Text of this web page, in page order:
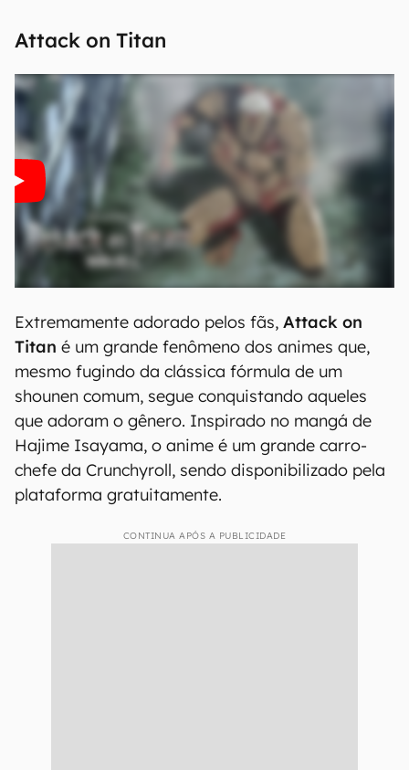
Attack on Titan
Extremamente adorado pelos fãs, Attack on
Titan é um grande fenômeno dos animes que,
mesmo fugindo da clássica fórmula de um
shounen comum, segue conquistando aqueles
que adoram o gênero. Inspirado no mangá de
Hajime Isayama, o anime é um grande carro-
chefe da Crunchyroll, sendo disponibilizado pela
plataforma gratuitamente.
CONTINUA APÓS A PUBLICIDADE